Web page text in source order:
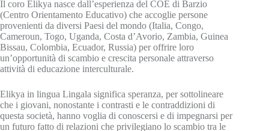
Il coro Elikya nasce dall’esperienza del COE di Barzio
(Centro Orientamento Educativo) che accoglie persone
provenienti da diversi Paesi del mondo (Italia, Congo,
Cameroun, Togo, Uganda, Costa d’Avorio, Zambia, Guinea
Bissau, Colombia, Ecuador, Russia) per offrire loro
un’opportunità di scambio e crescita personale attraverso
attività di educazione interculturale.
Elikya in lingua Lingala significa speranza, per sottolineare
che i giovani, nonostante i contrasti e le contraddizioni di
questa società, hanno voglia di conoscersi e di impegnarsi per
un futuro fatto di relazioni che privilegiano lo scambio tra le